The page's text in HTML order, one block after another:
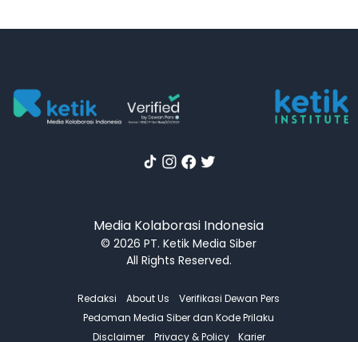
Media Kolaborasi Indonesia
© 2026 PT. Ketik Media Siber
All Rights Reserved.
Redaksi About Us
Verifikasi Dewan Pers
Pedoman Media Siber dan Kode Prilaku
Disclaimer
Privacy & Policy Karier